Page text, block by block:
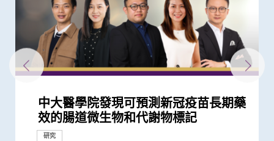
中大醫學院發現可預測新冠疫苗長期藥
效的腸道微生物和代謝物標記
研究
新冠疫苗復必泰及科興引發之「T細胞
反應」可有效預防不同新冠病毒變異株
引起的嚴重疾病
中大研究顯示新冠風土化期間市民願意
繼續戴口罩及用酒精消毒液潔手 但接
種新冠疫苗加強劑意願偏低
中大成功開發實時生物信息平台評估新
冠疫苗效用 針對變異病毒 準確度達
95%
中大研究顯示第三劑疫苗是高危群組抵
抗新冠病毒感染的關鍵
研究
中大港大聯合研究發現「青春雙歧桿
菌」可加強新冠疫苗成效
研究
中大研究顯示訂立標準的實驗設置有助
確保新冠病毒核酸檢測表現
研究
中大醫學院調查發現 僅4分之1未接種
新冠疫苗人士有意於未來半年接種 必
須盡快增加接種誘因
中大醫學院研究顯示口服抗病毒藥物
「帕克斯洛維德」可將免疫力弱患者的
新冠後死亡風險降低42% 並揭示其與...
中大研究顯示口服抗病毒藥物「帕克斯
洛維德」可降低新冠住院患者急症期後
死亡和出現後遺症的風險
中大分析文字報告發現新冠症狀會隨病
毒變異及疫苗接種情況改變 並證實人
工智能大型語言模型有助傳染病研究
中大醫學院發現良性前列腺增生患者感
染新冠病毒後 泌尿系統出現併發症風
險可高達五倍
中大研究估算在本港新冠Omicron病
毒流行期間 半數感染個案未被發現
研究
中大醫學院研發的SIM01微生態配方有
效紓緩新冠後遺症 研究結果剛發表於
國際權威醫學期刊 《刺針傳染病學》
中大研究發現香港兒童近視率創新高
新冠疫情後六歲兒童患近視人數倍增
低濃度阿托品眼藥水結合紅光療法研...
中大威院研究證實新冠抗病毒藥適用於
嚴重腎病患者
研究
研究揭示在懷孕期間感染2019冠狀病毒
病 如何對胎盤造成不良影響
研究
中大研究證實新冠口服藥有效降低院舍
長者五成入院風險及防止病情惡化
研究
中大醫學院大型臨床研究證實口服微膠
囊活菌配方SIM01有效紓緩新冠後遺症
研究
中大醫學院進行亞洲最大型長新冠研究
推算生殖系統徵狀如性功能障礙困擾逾
40萬港人
港大及中大醫學院聯合研究證實 吸煙
及肥胖令患上重症新冠肺炎的風險增加
65%至81%
大型臨床研究證中大腸道微生態配方
(SIM01) 能減新冠及其他細菌和病毒感
染風險
中大研究建議本港安老院舍應維持現有
防疫措施
研究
中大港大研究發現新冠口服藥可降低住
院患者死亡風險近八成 並可顯著減低
門診患者入院率近九成
中大調查發現本港南亞裔家長就女兒是
否接種HPV疫苗面對多重挑戰 冀消除種
族差異 提高疫苗接種率
中大醫學院獲醫管局支持開展香港首個
大型長新冠研究 協助政府策劃更全面
的長新冠醫療服務
本港兒童疫情期間生活習慣全線失守
疫下兒童超重和肥胖比率增近兩倍 疫
後抗拒「重回正軌」
中大研究發現接種疫苗加強劑有效提高
母乳中新冠病毒抗體 保護年幼嬰兒
研究
港大及中大醫學院聯合研究發現已接種
疫苗人士 在感染新型冠狀病毒變異株
Omicron後能對不同的新冠病毒變異...
中大臨床研究中心與中大醫院合作 進
行香港首個專為新冠肺炎研發的口服藥
物臨床研究
中大醫學院全球首證有「長新冠型腸道
微生態」利用腸道微生態可準確預測、
診斷及治療「長新冠」
中大醫學院研究顯示新冠康復者有較高
風險出現乾眼症
研究
中大醫學院聯同九龍城民政事務處舉辦
社區學童疫苗接種計劃 目標為2,000名
市民接種新冠疫苗
港大及中大醫學院聯合研究發現 吸煙
增加患上新冠肺炎的風險
研究
中大港大幹細胞研究揭示新冠病毒誘發
血管炎症新機制
研究
中大研究發現腸道微生態失衡與「長新
冠」息息相關
研究
一月七日起重啟部分嚴謹社交距離措施
後的香港疫情估算
研究
港大及中大醫學院聯合研究發現 第三
劑復必泰疫苗能提供足夠抗體 抵抗新
型冠狀病毒變異株Omicron
中大研究揭示新冠肺炎患者急性腎損傷
的新機制和治療方法
研究
中大發現新冠疫情期間本港學童近視發
病率為疫情前2.5倍 研究指減少戶外活
動時間及增加使用電子產品為主因
中大醫學院推算全港約有二萬名未被發
現新冠感染者 研究證實本港所有疫苗
接種者均產生中和抗體 呼籲透過接種...
中大與港大醫學院帶領國際科研團隊發
現丙肝藥物可治新冠肺炎
研究
中大研發電腦演算平台 創新通過基因
數據實時評估疫苗功效
研究
中大研究顯示新冠病毒抗體可經母體傳
至胎兒
研究
中大醫學院研究指幼兒成為新冠病毒
「隱形傳播者」的風險不容忽視 病毒
載量及帶活性病毒的比例偏高 持續帶...
中大醫學院研究指出優化腸道微生態有
望提升新冠疫苗安全及成效
研究
中大醫學院與海外外科專家聯合建議
新冠患者將手術延後七星期以減低死亡
風險
中大發現新冠患者的腸道內缺乏可調節
免疫力的益菌 八成新冠患者出現「長
新冠」症狀 腸道微生態失衡成關鍵
中大醫學院調查發現政府在推動新冠疫
苗接種上扮演最重要角色
研究
中大證實以鼻紙條採集鼻液樣本檢測新
冠肺炎安全、簡易及準確度高 適用於
不同年齡層 提倡廣泛使用以達更佳疫...
四成港人腸道微生態失衡情況與新冠患
者類似 中大研發「微生態免疫力配
方」證有效促進新冠患者康復 有望提...
中大研究顯示社區接觸環境對新冠肺炎
傳播起關鍵作用 娛樂場所是傳播次數
最多的主要接觸環境
中大證新冠嬰孩患者糞便帶病毒 可成
隱形傳播者 成立新冠病毒檢測中心 致
力為嬰幼兒作糞便檢測
本港新冠肺炎死亡個案絕大部分為60歲
或以上 中大率領國際專家共同制定策
略 照顧長者及認知障礙症患者
中大研究顯示新冠肺炎患者常見有肝臟
受損問題 建議監測患者肝功能 及早發
現病情惡化
中大發現糖尿病或為感染新冠肺炎高危
因素 研究有助了解病毒致病潛在機制
研究
中大醫學院領導的調查顯示 全球泌尿
科服務因新冠病毒大流行而被嚴重推遲
研究
中大全球首證新冠患者腸道微生態現失
衡狀況 成功研發益生菌配方平衡腸道
微生態 有望增強免疫力
中大招募三千港人 偵查隱性新冠感染
拆解防疫關鍵
研究
中大醫學院為機場抵港人士提供免費糞
便檢測服務 首階段以兒童及嬰孩為目
標 助揪出感染新型冠狀病毒「隱形個...
中大發現新型冠狀病毒於呼吸道清除後
仍存留於糞便 計劃為檢疫中心隔離人
士化驗糞便 及早揪出「隱形個案」減...
中大醫學院公布「2019新型冠狀病毒社
區研究」結果
研究
中大設計的介入措施有效提升本地幼童
流感疫苗接種率
研究
中大研究揭示子宮頸癌疫苗接種計劃的
成功關鍵
研究
中大研究證輪狀病毒疫苗對香港兒童非
常有效
研究
中大發現新型流感疫苗有助本港更有效
控制流行性感冒
研究